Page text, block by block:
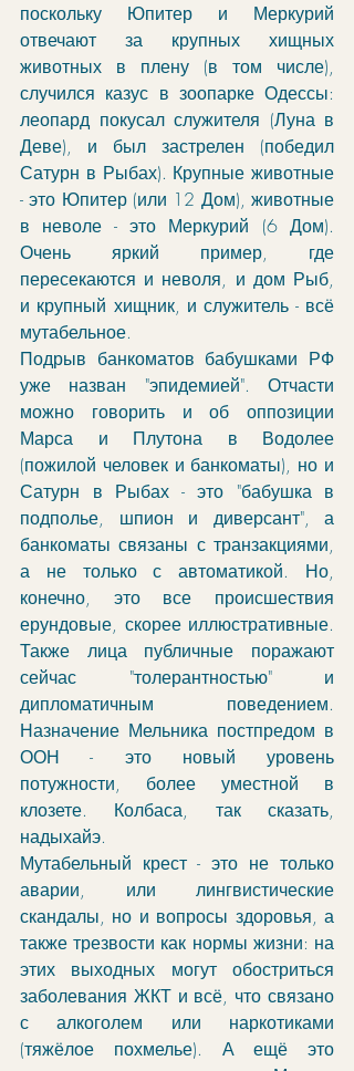
поскольку Юпитер и Меркурий
отвечают за крупных хищных
животных в плену (в том числе),
случился казус в зоопарке Одессы:
леопард покусал служителя (Луна в
Деве), и был застрелен (победил
Сатурн в Рыбах). Крупные животные
- это Юпитер (или 12 Дом), животные
в неволе - это Меркурий (6 Дом).
Очень яркий пример, где
пересекаются и неволя, и дом Рыб,
и крупный хищник, и служитель - всё
мутабельное.
Подрыв банкоматов бабушками РФ
уже назван "эпидемией". Отчасти
можно говорить и об оппозиции
Марса и Плутона в Водолее
(пожилой человек и банкоматы), но и
Сатурн в Рыбах - это "бабушка в
подполье, шпион и диверсант", а
банкоматы связаны с транзакциями,
а не только с автоматикой. Но,
конечно, это все происшествия
ерундовые, скорее иллюстративные.
Также лица публичные поражают
сейчас "толерантностью" и
дипломатичным поведением.
Назначение Мельника постпредом в
ООН - это новый уровень
потужности, более уместной в
клозете. Колбаса, так сказать,
надыхайэ.
Мутабельный крест - это не только
аварии, или лингвистические
скандалы, но и вопросы здоровья, а
также трезвости как нормы жизни: на
этих выходных могут обостриться
заболевания ЖКТ и всё, что связано
с алкоголем или наркотиками
(тяжёлое похмелье). А ещё это